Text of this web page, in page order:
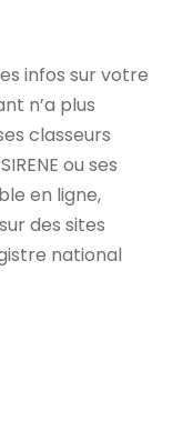
infos sur votre
n’a plus
classeurs
ou ses
en ligne,
des sites
national